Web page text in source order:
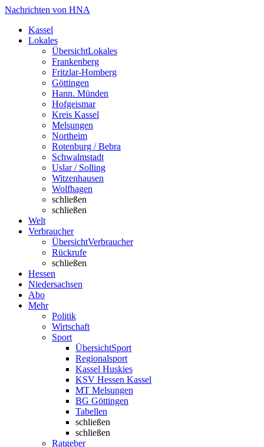
Nachrichten von HNA
Kassel
Lokales
ÜbersichtLokales
Frankenberg
Fritzlar-Homberg
Göttingen
Hann. Münden
Hofgeismar
Kreis Kassel
Melsungen
Northeim
Rotenburg / Bebra
Schwalmstadt
Uslar / Solling
Witzenhausen
Wolfhagen
schließen
schließen
Welt
Verbraucher
ÜbersichtVerbraucher
Rückrufe
schließen
Hessen
Niedersachsen
Abo
Mehr
Politik
Wirtschaft
Sport
ÜbersichtSport
Regionalsport
Kassel Huskies
KSV Hessen Kassel
MT Melsungen
BG Göttingen
Tabellen
schließen
schließen
Ratgeber